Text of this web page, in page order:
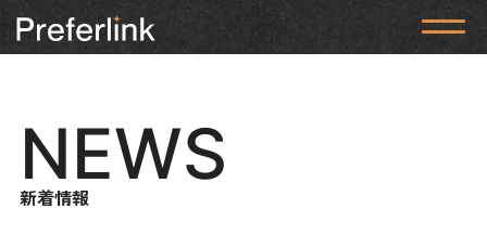
NEWS
新着情報